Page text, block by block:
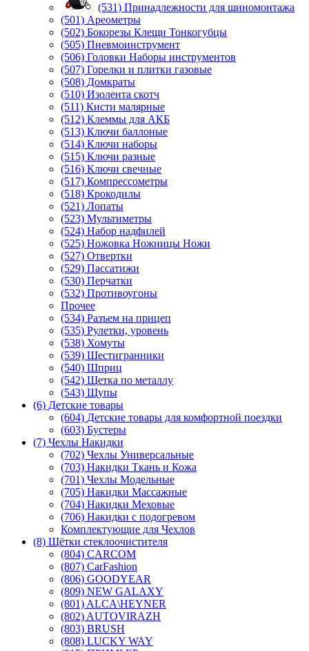
(531) Принадлежности для шиномонтажа
(501) Ареометры
(502) Бокорезы Клещи Тонкогубцы
(505) Пневмоинструмент
(506) Головки Наборы инструментов
(507) Горелки и плитки газовые
(508) Домкраты
(510) Изолента скотч
(511) Кисти малярные
(512) Клеммы для АКБ
(513) Ключи баллоные
(514) Ключи наборы
(515) Ключи разные
(516) Ключи свечные
(517) Компрессометры
(518) Крокодилы
(521) Лопаты
(523) Мультиметры
(524) Набор надфилей
(525) Ножовка Ножницы Ножи
(527) Отвертки
(529) Пассатижи
(530) Перчатки
(532) Противоугоны
Прочее
(534) Разъем на прицеп
(535) Рулетки, уровень
(538) Хомуты
(539) Шестигранники
(540) Шприц
(542) Щетка по металлу
(543) Щупы
(6) Детские товары
(604) Детские товары для комфортной поездки
(603) Бустеры
(7) Чехлы Накидки
(702) Чехлы Универсальные
(703) Накидки Ткань и Кожа
(701) Чехлы Модельные
(705) Накидки Массажные
(704) Накидки Меховые
(706) Накидки с подогревом
Комплектующие для Чехлов
(8) Щётки стеклоочистителя
(804) CARCOM
(807) CarFashion
(806) GOODYEAR
(809) NEW GALAXY
(801) ALCA\HEYNER
(802) AUTOVIRAZH
(803) BRUSH
(808) LUCKY WAY